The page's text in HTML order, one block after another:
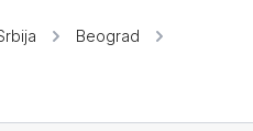
Beograd